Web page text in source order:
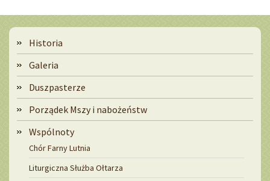
MenuHistoria
Galeria
Duszpasterze
Porządek Mszy i nabożeństw
Wspólnoty
Chór Farny Lutnia
Liturgiczna Służba Ołtarza